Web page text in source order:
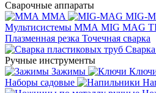
Сварочные аппараты
MMA
MIG-
Мультисистемы ММА MIG MAG
Плазменная резка Точечная сварка
Ручные инструменты
Зажимы
Наборы садовые